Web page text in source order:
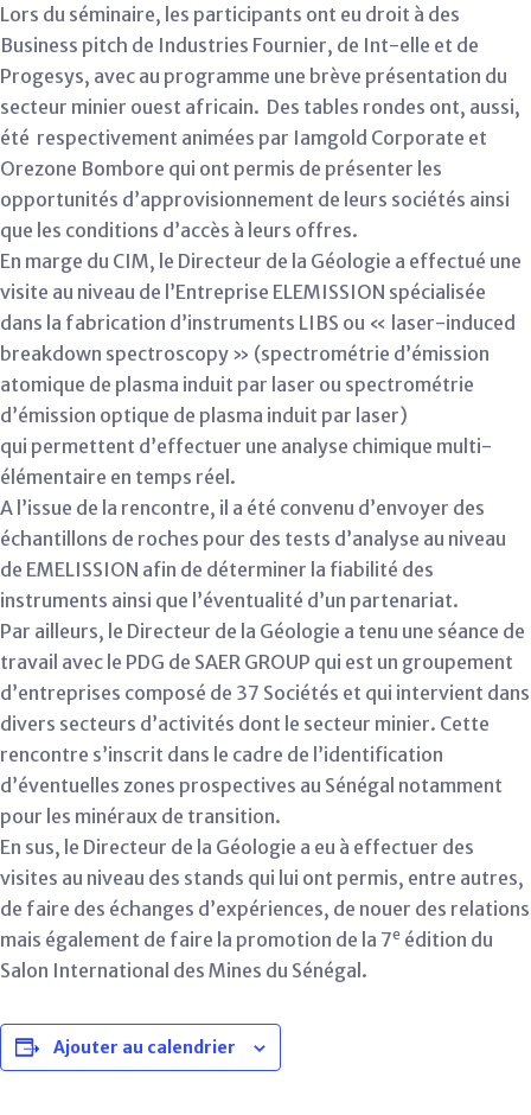
Lors du séminaire, les participants ont eu droit à des
Business pitch de Industries Fournier, de Int-elle et de
Progesys, avec au programme une brève présentation du
secteur minier ouest africain. Des tables rondes ont, aussi,
été respectivement animées par Iamgold Corporate et
Orezone Bombore qui ont permis de présenter les
opportunités d’approvisionnement de leurs sociétés ainsi
que les conditions d’accès à leurs offres.
En marge du CIM, le Directeur de la Géologie a effectué une
visite au niveau de l’Entreprise ELEMISSION spécialisée
dans la fabrication d’instruments LIBS ou « laser-induced
breakdown spectroscopy » (spectrométrie d’émission
atomique de plasma induit par laser ou spectrométrie
d’émission optique de plasma induit par laser)
qui permettent d’effectuer une analyse chimique multi-
élémentaire en temps réel.
A l’issue de la rencontre, il a été convenu d’envoyer des
échantillons de roches pour des tests d’analyse au niveau
de EMELISSION afin de déterminer la fiabilité des
instruments ainsi que l’éventualité d’un partenariat.
Par ailleurs, le Directeur de la Géologie a tenu une séance de
travail avec le PDG de SAER GROUP qui est un groupement
d’entreprises composé de 37 Sociétés et qui intervient dans
divers secteurs d’activités dont le secteur minier. Cette
rencontre s’inscrit dans le cadre de l’identification
d’éventuelles zones prospectives au Sénégal notamment
pour les minéraux de transition.
En sus, le Directeur de la Géologie a eu à effectuer des
visites au niveau des stands qui lui ont permis, entre autres,
de faire des échanges d’expériences, de nouer des relations
mais également de faire la promotion de la 7e édition du
Salon International des Mines du Sénégal.
Ajouter au calendrier